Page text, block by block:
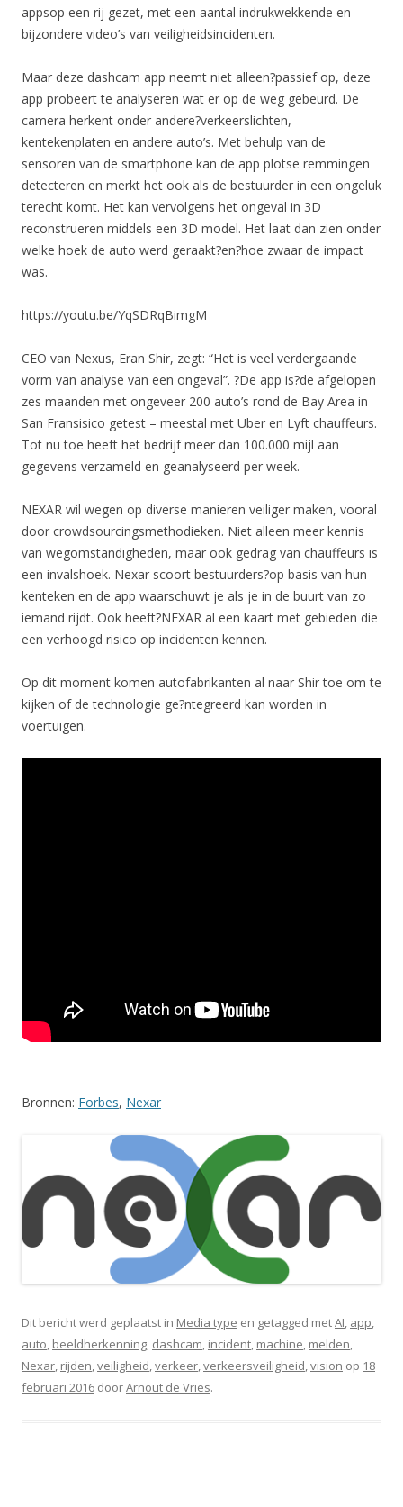
appsop een rij gezet, met een aantal indrukwekkende en
bijzondere video’s van veiligheidsincidenten.
Maar deze dashcam app neemt niet alleen?passief op, deze
app probeert te analyseren wat er op de weg gebeurd. De
camera herkent onder andere?verkeerslichten,
kentekenplaten en andere auto’s. Met behulp van de
sensoren van de smartphone kan de app plotse remmingen
detecteren en merkt het ook als de bestuurder in een ongeluk
terecht komt. Het kan vervolgens het ongeval in 3D
reconstrueren middels een 3D model. Het laat dan zien onder
welke hoek de auto werd geraakt?en?hoe zwaar de impact
was.
https://youtu.be/YqSDRqBimgM
CEO van Nexus, Eran Shir, zegt: “Het is veel verdergaande
vorm van analyse van een ongeval”. ?De app is?de afgelopen
zes maanden met ongeveer 200 auto’s rond de Bay Area in
San Fransisico getest – meestal met Uber en Lyft chauffeurs.
Tot nu toe heeft het bedrijf meer dan 100.000 mijl aan
gegevens verzameld en geanalyseerd per week.
NEXAR wil wegen op diverse manieren veiliger maken, vooral
door crowdsourcingsmethodieken. Niet alleen meer kennis
van wegomstandigheden, maar ook gedrag van chauffeurs is
een invalshoek. Nexar scoort bestuurders?op basis van hun
kenteken en de app waarschuwt je als je in de buurt van zo
iemand rijdt. Ook heeft?NEXAR al een kaart met gebieden die
een verhoogd risico op incidenten kennen.
Op dit moment komen autofabrikanten al naar Shir toe om te
kijken of de technologie ge?ntegreerd kan worden in
voertuigen.
Bronnen: Forbes, Nexar
Dit bericht werd geplaatst in Media type en getagged metAI, app,
auto, beeldherkenning, dashcam, incident, machine, melden,
Nexar, rijden,veiligheid,verkeer,verkeersveiligheid,vision op 18
februari 2016 doorArnout de Vries.